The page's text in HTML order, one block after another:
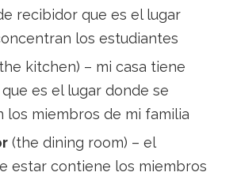
recibidor que es el lugar
los estudiantes
kitchen) – mi casa tiene
es el lugar donde se
los miembros de mi familia
(the dining room) – el
estar contiene los miembros